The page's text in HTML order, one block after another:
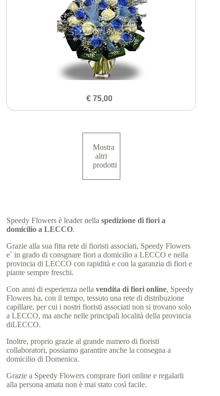
€ 75,00
Mostra
altri
prodotti
Speedy Flowers è leader nellaspedizione di fiori a
domicilio a LECCO.
Grazie alla sua fitta rete di fioristi associati, Speedy Flowers
e` in grado di consgnare fiori a domicilio a LECCO e nella
provincia di LECCO con rapidità e con la garanzia di fiori e
piante sempre freschi.
Con anni di esperienza nellavendita di fiori online, Speedy
Flowers ha, con il tempo, tessuto una rete di distribuzione
capillare, per cui i nostri fioristi associati non si trovano solo
a LECCO, ma anche nelle principali località della provincia
diLECCO.
Inoltre, proprio grazie al grande numero di fioristi
collaboratori, possiamo garantire anche la consegna a
domicilio di Domenica.
Grazie a Speedy Flowers comprare fiori online e regalarli
alla persona amata non è mai stato così facile.